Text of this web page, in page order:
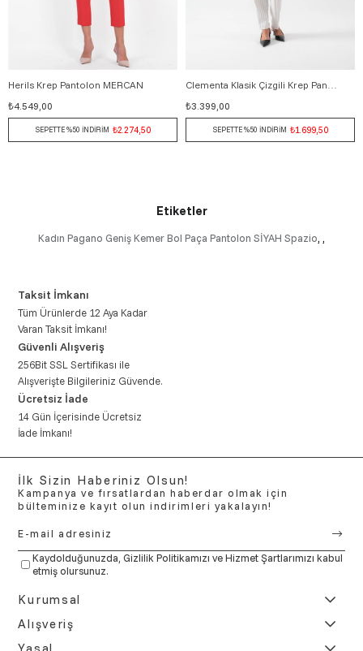
36 38 40 42 44
Herils Krep Pantolon MERCAN
₺4.549,00
SEPETTE %50 İNDİRİM ₺2.274,50
38 40 42 44 46Clementa Klasik Çizgili Krep Pantolon BEYAZ
₺3.399,00
SEPETTE %50 İNDİRİM ₺1.699,50
Etiketler
Kadın Pagano Geniş Kemer Bol Paça Pantolon SİYAH Spazio, ,
Taksit İmkanı
Tüm Ürünlerde 12 Aya Kadar
Varan Taksit İmkanı!
Güvenli Alışveriş
256Bit SSL Sertifikası ile
Alışverişte Bilgileriniz Güvende.
Ücretsiz İade
14 Gün İçerisinde Ücretsiz
İade İmkanı!
İlk Sizin Haberiniz Olsun!
Kampanya ve fırsatlardan haberdar olmak için
bülteminize kayıt olun indirimleri yakalayın!
Kaydolduğunuzda, Gizlilik Politikamızı veHizmet Şartlarımızı kabul
etmiş olursunuz.
Kurumsal
Alışveriş